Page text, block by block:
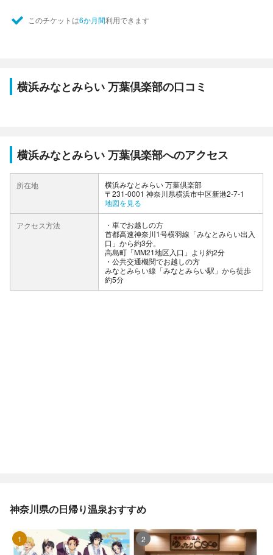
このチケットは6か月間利用できます
横浜みなとみらい 万葉倶楽部の口コミ
横浜みなとみらい 万葉倶楽部へのアクセス
所在地
横浜みなとみらい 万葉倶楽部
〒231-0001 神奈川県横浜市中区新港2-7-1
地図を見る
アクセス方法
車でお越しの方
首都高速神奈川1号横羽線「みなとみらい出入
口」から約3分。
高島町「MM21地区入口」より約2分
公共交通機関でお越しの方
みなとみらい線「みなとみらい駅」から徒歩
神奈川県の日帰り温泉おすすめ
1位 2位